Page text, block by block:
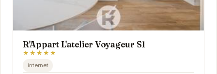
R'Appart L'atelier Voyageur S1
★★★★★
internet